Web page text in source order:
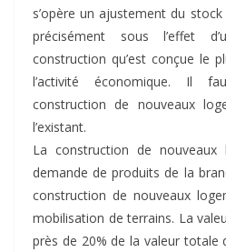
s’opère un ajustement du
précisément sous l’effet
construction qu’est conçue le
l’activité économique. Il
construction de nouveaux
l’existant.
La construction de nouveaux
demande de produits de la
construction de nouveaux
mobilisation de terrains. La
près de 20% de la valeur totale